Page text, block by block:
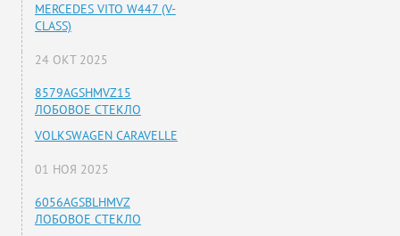
MERCEDES VITO W447 (V-
CLASS)
24 ОКТ 2025
8579AGSHMVZ15
ЛОБОВОЕ СТЕКЛО
VOLKSWAGEN CARAVELLE
01 НОЯ 2025
6056AGSBLHMVZ
ЛОБОВОЕ СТЕКЛО